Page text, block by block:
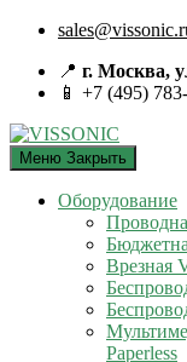
📍 г. Москва,
📱 +7 (495)
Меню Закрыть
Оборудование
Врезная
Paperless